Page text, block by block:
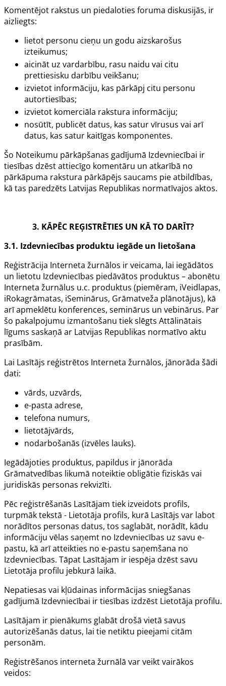
Komentējot rakstus un piedaloties foruma diskusijās, ir
aizliegts:
lietot personu cieņu un godu aizskarošus
izteikumus;
aicināt uz vardarbību, rasu naidu vai citu
prettiesisku darbību veikšanu;
izvietot informāciju, kas pārkāpj citu personu
autortiesības;
izvietot komerciāla rakstura informāciju;
nosūtīt, publicēt datus, kas satur vīrusus vai arī
datus, kas satur kaitīgas komponentes.
Šo Noteikumu pārkāpšanas gadījumā Izdevniecībai ir
tiesības dzēst attiecīgo komentāru un atkarībā no
pārkāpuma rakstura pārkāpējs saucams pie atbildības,
kā tas paredzēts Latvijas Republikas normatīvajos aktos.
3. KĀPĒC REĢISTRĒTIES UN KĀ TO DARĪT?
3.1. Izdevniecības produktu iegāde un lietošana
Reģistrācija Interneta žurnālos ir veicama, lai iegādātos
un lietotu Izdevniecības piedāvātos produktus – abonētu
Interneta žurnālus u.c. produktus (piemēram, iVeidlapas,
iRokagrāmatas, iSeminārus, Grāmatveža plānotājus), kā
arī apmeklētu konferences, seminārus un vebinārus. Par
šo pakalpojumu izmantošanu tiek slēgts Attālinātais
līgums saskaņā ar Latvijas Republikas normatīvo aktu
prasībām.
Lai Lasītājs reģistrētos Interneta žurnālos, jānorāda šādi
dati:
vārds, uzvārds,
e-pasta adrese,
telefona numurs,
lietotājvārds,
nodarbošanās (izvēles lauks).
Iegādājoties produktus, papildus ir jānorāda
Grāmatvedības likumā noteiktie obligātie fiziskās vai
juridiskās personas rekvizīti.
Pēc reģistrēšanās Lasītājam tiek izveidots profils,
turpmāk tekstā - Lietotāja profils, kurā Lasītājs var labot
norādītos personas datus, tos saglabāt, norādīt, kādu
informāciju vēlas saņemt no Izdevniecības uz savu e-
pastu, kā arī atteikties no e-pastu saņemšana no
Izdevniecības. Tāpat Lasītājam ir iespēja dzēst savu
Lietotāja profilu jebkurā laikā.
Nepatiesas vai kļūdainas informācijas sniegšanas
gadījumā Izdevniecībai ir tiesības izdzēst Lietotāja profilu.
Lasītājam ir pienākums glabāt drošā vietā savus
autorizēšanās datus, lai tie netiktu pieejami citām
personām.
Reģistrēšanos interneta žurnālā var veikt vairākos
veidos: